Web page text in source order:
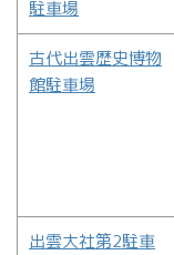
駐車場
古代出雲歴史博物
館駐車場
出雲大社第2駐車